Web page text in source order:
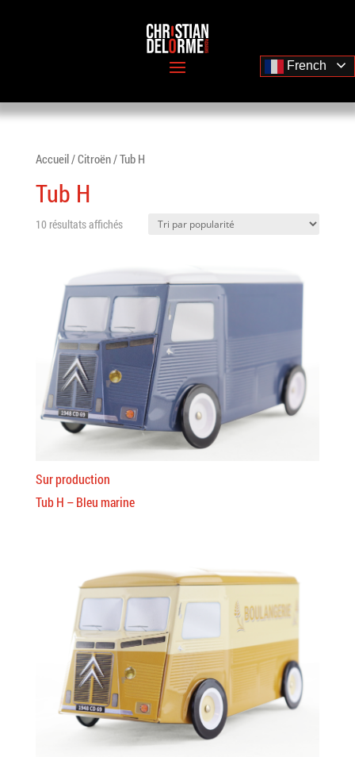
Accueil/Citroën/ Tub H
Tub H
10 résultats affichés
Sur production
Tub H – Bleu marine
French